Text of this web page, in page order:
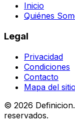
Inicio
Quiénes
Legal
Privacidad
Condiciones
Contacto
Mapa del sitio
© 2026
reservados.